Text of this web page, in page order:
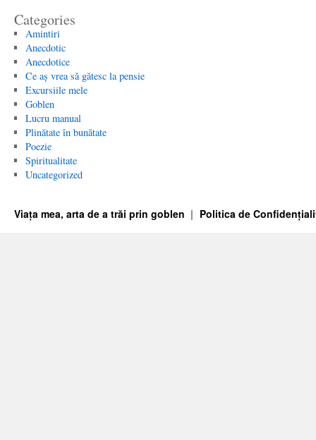
Categories
Amintiri
Anecdotic
Anecdotice
Ce aș vrea să gătesc la pensie
Excursiile mele
Goblen
Lucru manual
Plinătate în bunătate
Poezie
Spiritualitate
Uncategorized
Viața mea, arta de a trăi prin goblen Politica de